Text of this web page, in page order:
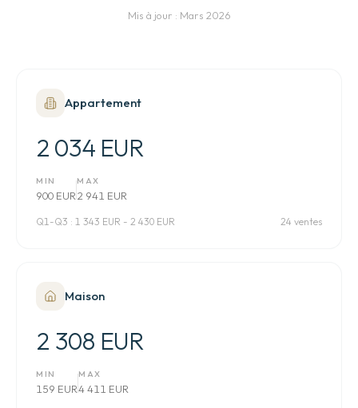
Mis à jour : Mars 2026
Appartement
2 034 EUR
MIN
900 EUR
MAX
2 941 EUR
Q1-Q3 : 1 343 EUR - 2 430 EUR 24 ventes
Maison
2 308 EUR
MIN
159 EUR
MAX
4 411 EUR